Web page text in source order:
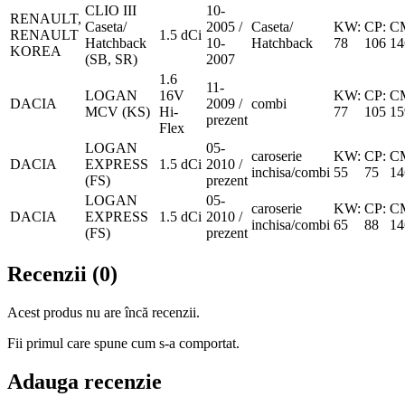
RENAULT,
RENAULT
KOREA
CLIO III
Caseta/
Hatchback
(SB, SR)
1.5 dCi
10-
2005 /
10-
2007
Caseta/
Hatchback
KW:
78
CP:
106
DACIA
LOGAN
MCV (KS)
1.6
16V
Hi-
Flex
11-
2009 /
prezent
combi
KW:
77
CP:
105
DACIA
LOGAN
EXPRESS
(FS)
1.5 dCi
05-
2010 /
prezent
caroserie
inchisa/combi
KW:
55
CP:
75
DACIA
LOGAN
EXPRESS
(FS)
1.5 dCi
05-
2010 /
prezent
caroserie
inchisa/combi
KW:
65
CP:
88
Recenzii (0)
Acest produs nu are încă recenzii.
Fii primul care spune cum s-a comportat.
Adauga recenzie